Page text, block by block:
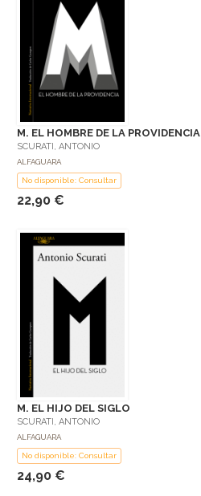
M. EL HOMBRE DE LA PROVIDENCIA
SCURATI, ANTONIO
ALFAGUARA
No disponible: Consultar
22,90 €
M. EL HIJO DEL SIGLO
SCURATI, ANTONIO
ALFAGUARA
No disponible: Consultar
24,90 €